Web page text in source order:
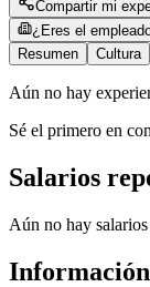
Compartir mi
¿Eres el
Resumen
Cultura
Aún no hay
Sé el primero en
Salarios
Aún no hay